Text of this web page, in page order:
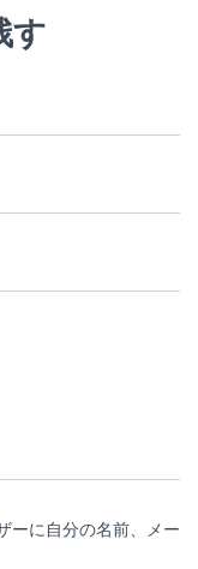
す
ーに自分の名前、メー